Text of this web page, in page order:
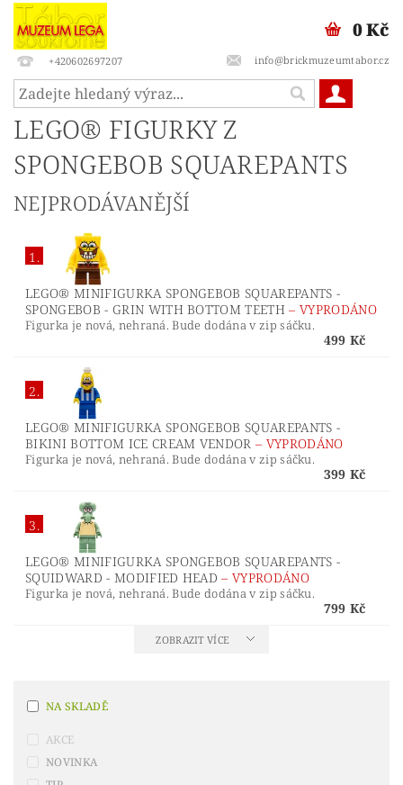
+420602697207 info@brickmuzeumtabor.cz
0 Kč
LEGO® FIGURKY Z
SPONGEBOB SQUAREPANTS
NEJPRODÁVANĚJŠÍ
1.
LEGO® MINIFIGURKA SPONGEBOB SQUAREPANTS -
SPONGEBOB - GRIN WITH BOTTOM TEETH– VYPRODÁNO
Figurka je nová, nehraná. Bude dodána v zip sáčku.
499 Kč
2.
LEGO® MINIFIGURKA SPONGEBOB SQUAREPANTS -
BIKINI BOTTOM ICE CREAM VENDOR– VYPRODÁNO
Figurka je nová, nehraná. Bude dodána v zip sáčku.
399 Kč
3.
LEGO® MINIFIGURKA SPONGEBOB SQUAREPANTS -
SQUIDWARD - MODIFIED HEAD–VYPRODÁNO
Figurka je nová, nehraná. Bude dodána v zip sáčku.
799 Kč
ZOBRAZIT VÍCE
NA SKLADĚ
AKCE
NOVINKA